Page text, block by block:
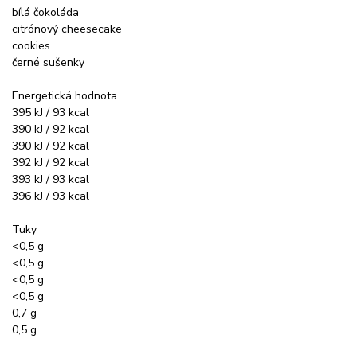
bílá čokoláda
citrónový cheesecake
cookies
černé sušenky
Energetická hodnota
395 kJ / 93 kcal
390 kJ / 92 kcal
390 kJ / 92 kcal
392 kJ / 92 kcal
393 kJ / 93 kcal
396 kJ / 93 kcal
Tuky
<0,5 g
<0,5 g
<0,5 g
<0,5 g
0,7 g
0,5 g